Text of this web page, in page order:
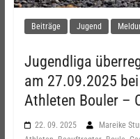
Beiträge Jugend
Jugendliga
am 27.09.2025
Athleten Bouler –
22. 09. 2025 Mareike